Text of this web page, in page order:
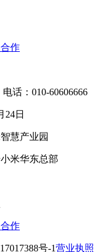
作
话：010-60606666
24日
慧产业园
米华东总部
作
号-1营业执照